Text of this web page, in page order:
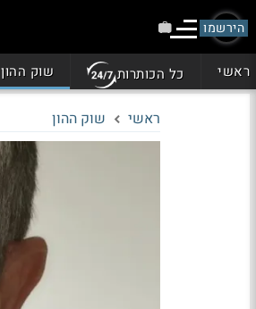
הירשמו
ראשי כל הכותרות שוק ההון
ראשי שוק ההון